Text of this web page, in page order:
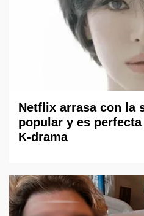
Netflix arrasa con la
popular y es
K-drama